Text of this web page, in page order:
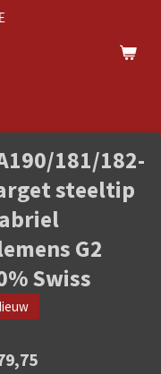
181/182-
steeltip
G2
Swiss